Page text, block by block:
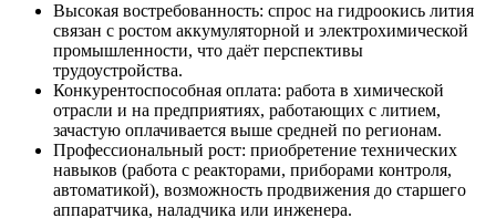
Высокая востребованность: спрос на гидроокись лития
связан с ростом аккумуляторной и электрохимической
промышленности, что даёт перспективы
трудоустройства.
Конкурентоспособная оплата: работа в химической
отрасли и на предприятиях, работающих с литием,
зачастую оплачивается выше средней по регионам.
Профессиональный рост: приобретение технических
навыков (работа с реакторами, приборами контроля,
автоматикой), возможность продвижения до старшего
аппаратчика, наладчика или инженера.